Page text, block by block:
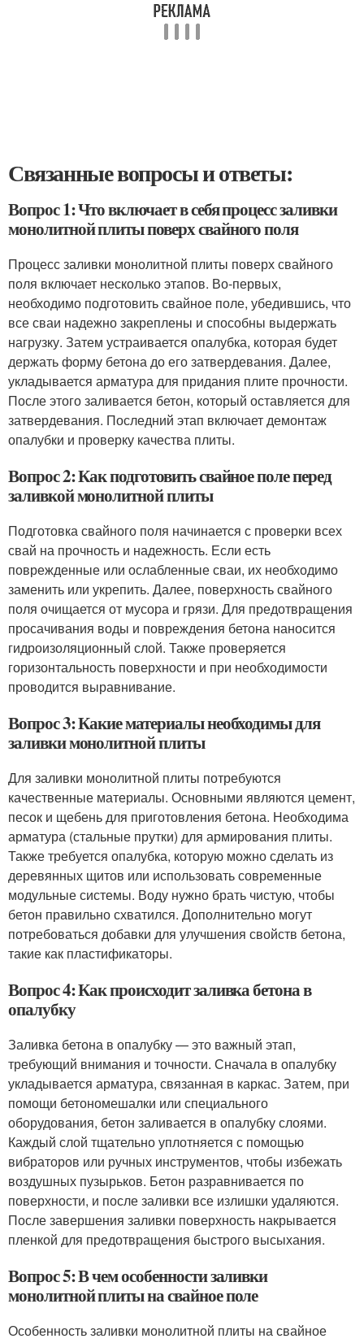
Связанные вопросы и ответы:
Вопрос 1: Что включает в себя процесс заливки
монолитной плиты поверх свайного поля
Процесс заливки монолитной плиты поверх свайного
поля включает несколько этапов. Во-первых,
необходимо подготовить свайное поле, убедившись, что
все сваи надежно закреплены и способны выдержать
нагрузку. Затем устраивается опалубка, которая будет
держать форму бетона до его затвердевания. Далее,
укладывается арматура для придания плите прочности.
После этого заливается бетон, который оставляется для
затвердевания. Последний этап включает демонтаж
опалубки и проверку качества плиты.
Вопрос 2: Как подготовить свайное поле перед
заливкой монолитной плиты
Подготовка свайного поля начинается с проверки всех
свай на прочность и надежность. Если есть
поврежденные или ослабленные сваи, их необходимо
заменить или укрепить. Далее, поверхность свайного
поля очищается от мусора и грязи. Для предотвращения
просачивания воды и повреждения бетона наносится
гидроизоляционный слой. Также проверяется
горизонтальность поверхности и при необходимости
проводится выравнивание.
Вопрос 3: Какие материалы необходимы для
заливки монолитной плиты
Для заливки монолитной плиты потребуются
качественные материалы. Основными являются цемент,
песок и щебень для приготовления бетона. Необходима
арматура (стальные прутки) для армирования плиты.
Также требуется опалубка, которую можно сделать из
деревянных щитов или использовать современные
модульные системы. Воду нужно брать чистую, чтобы
бетон правильно схватился. Дополнительно могут
потребоваться добавки для улучшения свойств бетона,
такие как пластификаторы.
Вопрос 4: Как происходит заливка бетона в
опалубку
Заливка бетона в опалубку — это важный этап,
требующий внимания и точности. Сначала в опалубку
укладывается арматура, связанная в каркас. Затем, при
помощи бетономешалки или специального
оборудования, бетон заливается в опалубку слоями.
Каждый слой тщательно уплотняется с помощью
вибраторов или ручных инструментов, чтобы избежать
воздушных пузырьков. Бетон разравнивается по
поверхности, и после заливки все излишки удаляются.
После завершения заливки поверхность накрывается
пленкой для предотвращения быстрого высыхания.
Вопрос 5: В чем особенности заливки
монолитной плиты на свайное поле
Особенность заливки монолитной плиты на свайное